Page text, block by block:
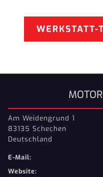
WERKSTATT-
Am Weidengrund 1
83135 Schechen
Deutschland
E-Mail:
Website: